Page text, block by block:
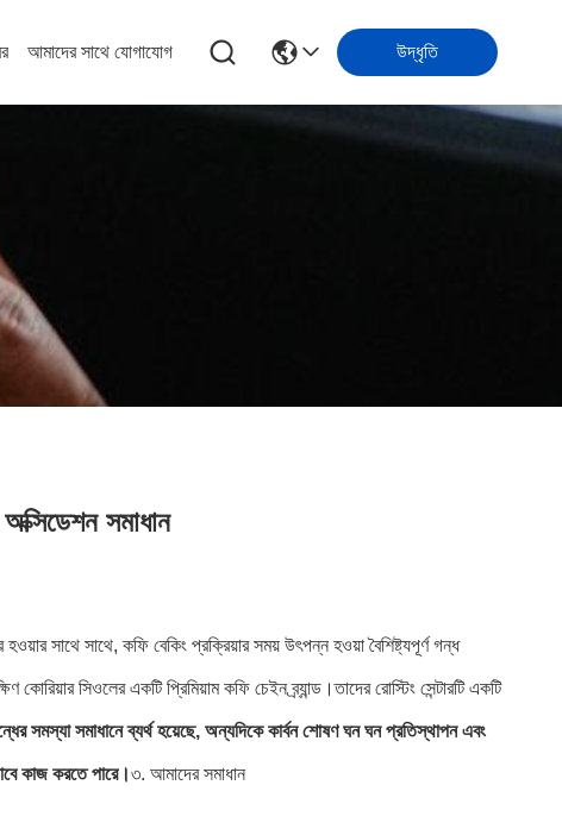
আমাদের সাথে যোগাযোগ উদ্ধৃতি
সমাধান
সাথে সাথে, কফি বেকিং প্রক্রিয়ার সময় উৎপন্ন হওয়া বৈশিষ্ট্যপূর্ণ গন্ধ
কোরিয়ার সিওলের একটি প্রিমিয়াম কফি চেইন ব্র্যান্ড।তাদের রোস্টিং সেন্টারটি একটি
সমস্যা সমাধানে ব্যর্থ হয়েছে, অন্যদিকে কার্বন শোষণ ঘন ঘন প্রতিস্থাপন এবং
কাজ করতে পারে।৩. আমাদের সমাধান